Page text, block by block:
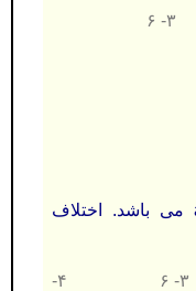
=۲۸ می باشد. اختلاف
۱- ۷ ۲- ۴ ۳- ۶ ۴-